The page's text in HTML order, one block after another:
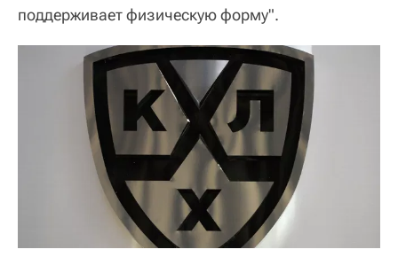
поддерживает физическую форму".